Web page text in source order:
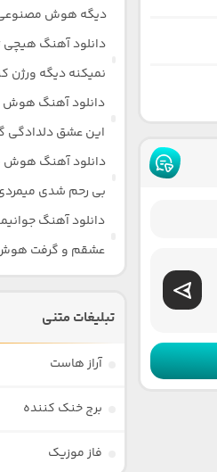
دیگه هوش
دانلود آهنگ هیچی
نمیکنه دیگه
دانلود آهنگ هوش
این عشق
دانلود آهنگ هوش
بی رحم شدی
دانلود آهنگ
عشقم و گرفت
تبلیغات متنی
آراز هاست
برج خنک کننده
فاز موزیک